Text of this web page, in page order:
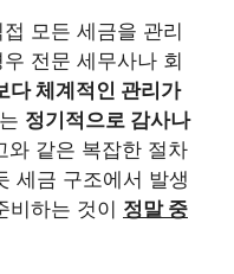
모든 세금을 관리
전문 세무사나 회
다 체계적인 관리가
정기적으로 감사나
같은 복잡한 절차
세금 구조에서 발생
비하는 것이 정말 중